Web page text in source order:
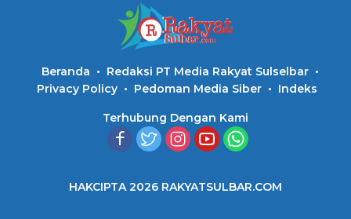
Beranda
Redaksi PT Media Rakyat Sulselbar
Privacy Policy
Pedoman Media Siber Indeks
Terhubung Dengan Kami
HAKCIPTA 2026 RAKYATSULBAR.COM